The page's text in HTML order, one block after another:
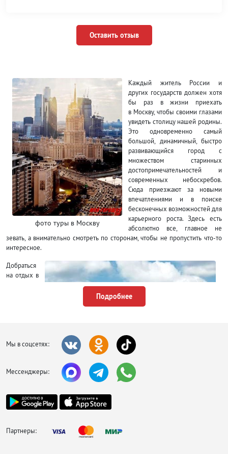
Оставить отзыв
фото туры в Москву
Каждый житель России и
других государств должен хотя
бы раз в жизни приехать
в Москву, чтобы своими глазами
увидеть столицу нашей родины.
Это одновременно самый
большой, динамичный, быстро
развивающийся город с
множеством старинных
достопримечательностей и
современных небоскребов.
Сюда приезжают за новыми
впечатлениями и в поиске
бесконечных возможностей для
карьерного роста. Здесь есть
абсолютно все, главное не
зевать, а внимательно смотреть по сторонам, чтобы не пропустить что-то
интересное.
Добраться
на отдых в
другом
в
Подробнее
Мы в соцсетях:
Мессенджеры:
Партнеры: